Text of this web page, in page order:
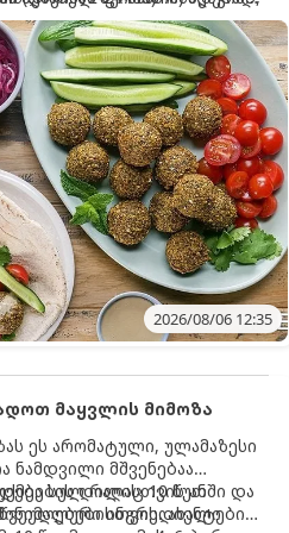
ან ტახინის (სესამის)
და არ დაიშალოს.
20–24 ცალი ბურთულა
2026/08/06 12:35
მაყვლის მიმოზა
ეს არომატული, ულამაზესი
ნამდვილი მშვენებაა
დილისთვის ან
ახალი
სულ რაღაც 10 წუთში და
ინგრედიენტები